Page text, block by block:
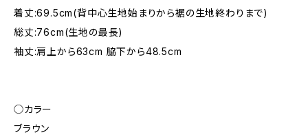
着丈:69.5cm(背中心生地始まりから裾の生地終わりまで)
総丈:76cm(生地の最長)
袖丈:肩上から63cm 脇下から48.5cm
◯カラー
ブラウン